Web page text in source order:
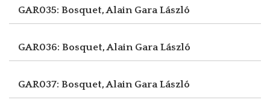
GAR035: Bosquet, Alain Gara László
GAR036: Bosquet, Alain Gara László
GAR037: Bosquet, Alain Gara László